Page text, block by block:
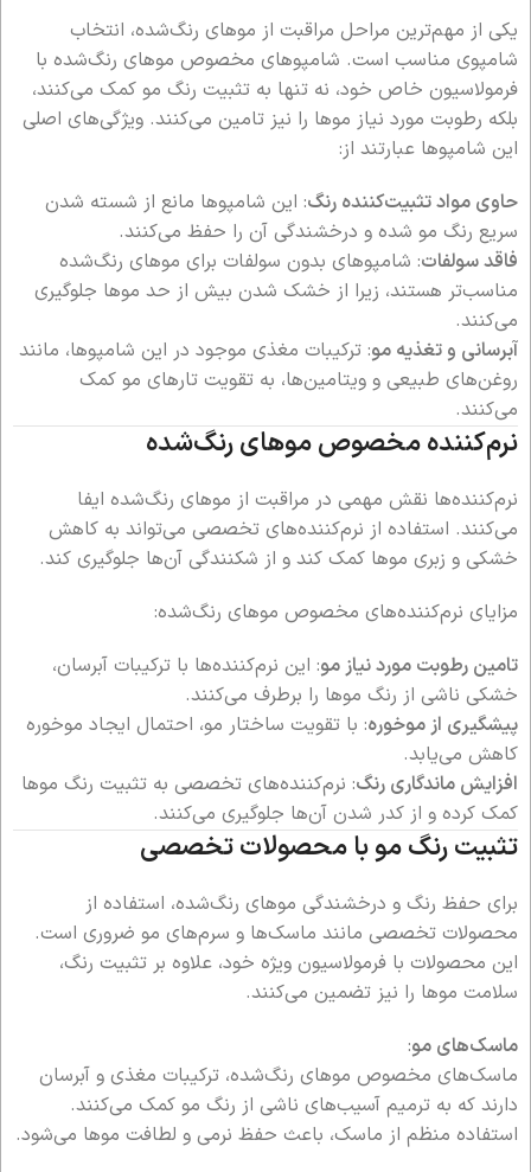
یکی از مهم‌ترین مراحل مراقبت از موهای رنگ‌شده، انتخاب
شامپوی مناسب است. شامپوهای مخصوص موهای رنگ‌شده با
فرمولاسیون خاص خود، نه تنها به تثبیت رنگ مو کمک می‌کنند،
بلکه رطوبت مورد نیاز موها را نیز تامین می‌کنند. ویژگی‌های اصلی
این شامپوها عبارتند از:
حاوی مواد تثبیت‌کننده رنگ: این شامپوها مانع از شسته شدن
سریع رنگ مو شده و درخشندگی آن را حفظ می‌کنند.
فاقد سولفات: شامپوهای بدون سولفات برای موهای رنگ‌شده
مناسب‌تر هستند، زیرا از خشک شدن بیش از حد موها جلوگیری
می‌کنند.
آبرسانی و تغذیه مو: ترکیبات مغذی موجود در این شامپوها، مانند
روغن‌های طبیعی و ویتامین‌ها، به تقویت تارهای مو کمک
می‌کنند.
نرم‌کننده مخصوص موهای رنگ‌شده
نرم‌کننده‌ها نقش مهمی در مراقبت از موهای رنگ‌شده ایفا
می‌کنند. استفاده از نرم‌کننده‌های تخصصی می‌تواند به کاهش
خشکی و زبری موها کمک کند و از شکنندگی آن‌ها جلوگیری کند.
مزایای نرم‌کننده‌های مخصوص موهای رنگ‌شده:
تامین رطوبت مورد نیاز مو: این نرم‌کننده‌ها با ترکیبات آبرسان،
خشکی ناشی از رنگ موها را برطرف می‌کنند.
پیشگیری از موخوره: با تقویت ساختار مو، احتمال ایجاد موخوره
کاهش می‌یابد.
افزایش ماندگاری رنگ: نرم‌کننده‌های تخصصی به تثبیت رنگ موها
کمک کرده و از کدر شدن آن‌ها جلوگیری می‌کنند.
تثبیت رنگ مو با محصولات تخصصی
برای حفظ رنگ و درخشندگی موهای رنگ‌شده، استفاده از
محصولات تخصصی مانند ماسک‌ها و سرم‌های مو ضروری است.
این محصولات با فرمولاسیون ویژه خود، علاوه بر تثبیت رنگ،
سلامت موها را نیز تضمین می‌کنند.
ماسک‌های مو:
ماسک‌های مخصوص موهای رنگ‌شده، ترکیبات مغذی و آبرسان
دارند که به ترمیم آسیب‌های ناشی از رنگ مو کمک می‌کنند.
استفاده منظم از ماسک، باعث حفظ نرمی و لطافت موها می‌شود.